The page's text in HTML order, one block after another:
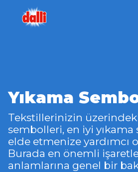
Yıkama
Tekstillerinizin
sembolleri, en iyi yıkama
elde etmenize yardımcı
Burada en önemli
anlamlarına genel bir